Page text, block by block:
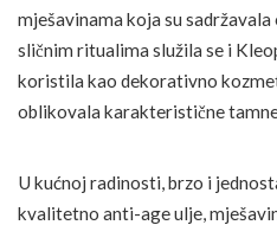
mješavinama koja su
sličnim ritualima služila se i
koristila kao dekorativno
oblikovala karakteristične
U kućnoj radinosti, brzo i
kvalitetno anti-age ulje,